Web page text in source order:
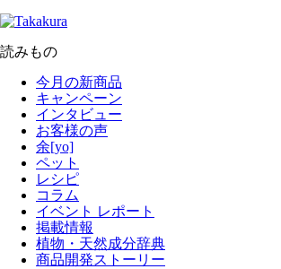
読みもの
今月の新商品
キャンペーン
インタビュー
お客様の声
余[yo]
ペット
レシピ
コラム
イベント レポート
掲載情報
植物・天然成分辞典
商品開発ストーリー